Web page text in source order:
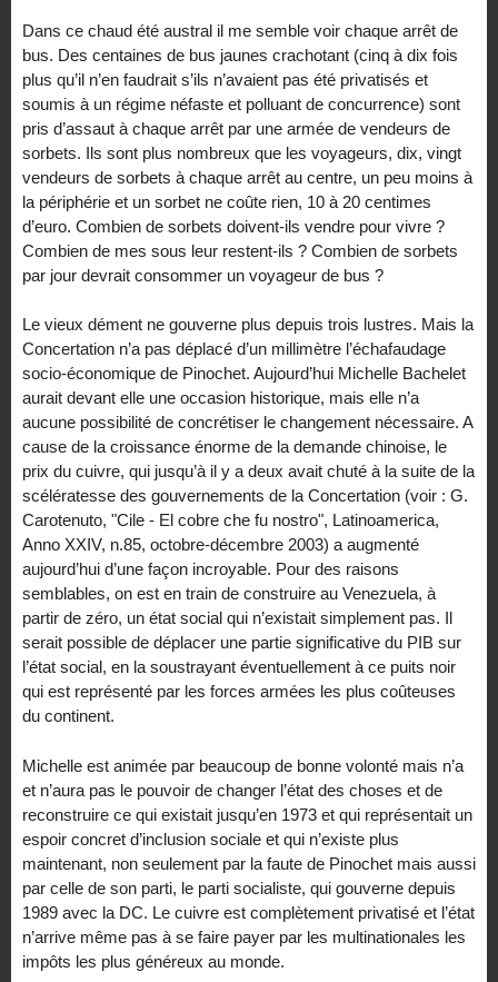
Dans ce chaud été austral il me semble voir chaque arrêt de
bus. Des centaines de bus jaunes crachotant (cinq à dix fois
plus qu’il n’en faudrait s’ils n’avaient pas été privatisés et
soumis à un régime néfaste et polluant de concurrence) sont
pris d’assaut à chaque arrêt par une armée de vendeurs de
sorbets. Ils sont plus nombreux que les voyageurs, dix, vingt
vendeurs de sorbets à chaque arrêt au centre, un peu moins à
la périphérie et un sorbet ne coûte rien, 10 à 20 centimes
d’euro. Combien de sorbets doivent-ils vendre pour vivre ?
Combien de mes sous leur restent-ils ? Combien de sorbets
par jour devrait consommer un voyageur de bus ?
Le vieux dément ne gouverne plus depuis trois lustres. Mais la
Concertation n’a pas déplacé d’un millimètre l’échafaudage
socio-économique de Pinochet. Aujourd’hui Michelle Bachelet
aurait devant elle une occasion historique, mais elle n’a
aucune possibilité de concrétiser le changement nécessaire. A
cause de la croissance énorme de la demande chinoise, le
prix du cuivre, qui jusqu’à il y a deux avait chuté à la suite de la
scélératesse des gouvernements de la Concertation (voir : G.
Carotenuto, "Cile - El cobre che fu nostro", Latinoamerica,
Anno XXIV, n.85, octobre-décembre 2003) a augmenté
aujourd’hui d’une façon incroyable. Pour des raisons
semblables, on est en train de construire au Venezuela, à
partir de zéro, un état social qui n’existait simplement pas. Il
serait possible de déplacer une partie significative du PIB sur
l’état social, en la soustrayant éventuellement à ce puits noir
qui est représenté par les forces armées les plus coûteuses
du continent.
Michelle est animée par beaucoup de bonne volonté mais n’a
et n’aura pas le pouvoir de changer l’état des choses et de
reconstruire ce qui existait jusqu’en 1973 et qui représentait un
espoir concret d’inclusion sociale et qui n’existe plus
maintenant, non seulement par la faute de Pinochet mais aussi
par celle de son parti, le parti socialiste, qui gouverne depuis
1989 avec la DC. Le cuivre est complètement privatisé et l’état
n’arrive même pas à se faire payer par les multinationales les
impôts les plus généreux au monde.